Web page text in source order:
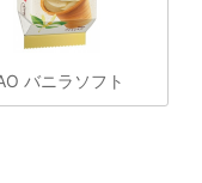
バニラソフト